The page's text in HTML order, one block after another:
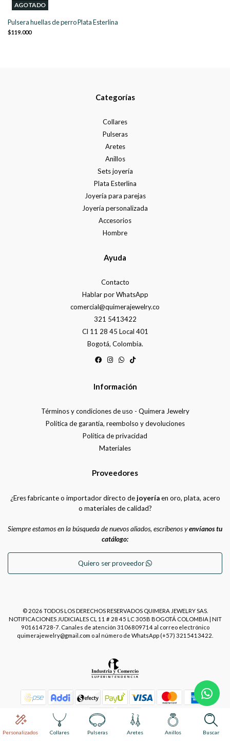
AGOTADO
Pulsera huellas de perro Plata Esterlina
$119.000
Personalizados Collares Pulseras Aretes Anillos Buscar
Categorías
Collares
Pulseras
Aretes
Anillos
Sets joyería
Plata Esterlina
Joyería para parejas
Joyería personalizada
Accesorios
Hombre
Ayuda
Contacto
Hablar por WhatsApp
comercial@quimerajewelry.co
321 5413422
Cl 11 28 45 Local 401
Bogotá, Colombia.
Información
Términos y condiciones de uso - Quimera Jewelry
Política de garantía, reembolso y devoluciones
Política de privacidad
Materiales
Proveedores
¿Eres fabricante o importador directo dejoyeríaen oro, plata, acero
o materiales de calidad?
Siempre estamos en la búsqueda de nuevos aliados, escríbenos yenvíanos tu
catálogo:
Quiero ser proveedor
© 2026 TODOS LOS DERECHOS RESERVADOS QUIMERA JEWELRY SAS.
NOTIFICACIONES JUDICIALES CL 11 # 28 45 LC 305B BOGOTÁ COLOMBIA | NIT
901614728-7. Canales de atención 3106809714 al correo electrónico
quimerajewelry@gmail.com o al número de WhatsApp (+57) 3215413422.
Power by Placecommerce